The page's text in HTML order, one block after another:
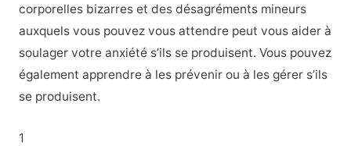
corporelles bizarres et des désagréments mineurs
auxquels vous pouvez vous attendre peut vous aider à
soulager votre anxiété s’ils se produisent. Vous pouvez
également apprendre à les prévenir ou à les gérer s’ils
se produisent.
1